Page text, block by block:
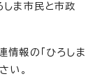
しま市民と市政
情報の「ひろしま
い。